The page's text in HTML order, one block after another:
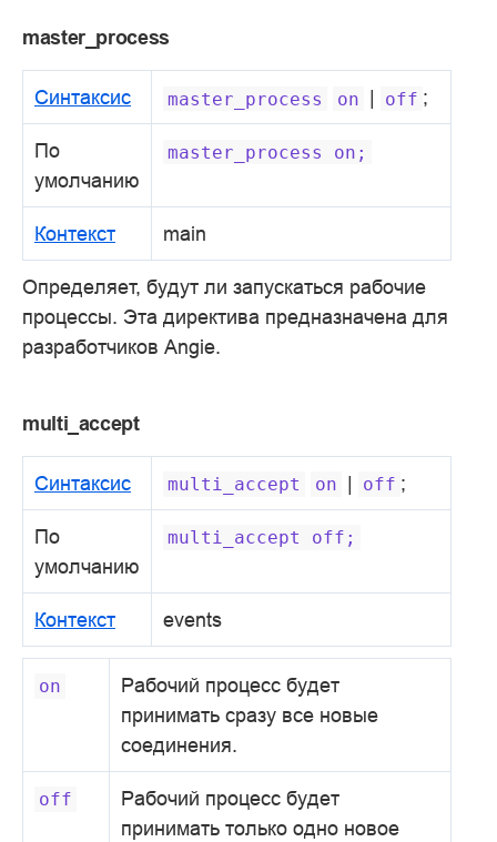
master_process
Синтаксис master_process on | off ;
По
умолчанию
master_process on;
Контекст main
Определяет, будут ли запускаться рабочие
процессы. Эта директива предназначена для
разработчиков Angie.
multi_accept
Синтаксис multi_accept on | off ;
По
умолчанию
multi_accept off;
Контекст events
on
Рабочий процесс будет
принимать сразу все новые
соединения.
off
Рабочий процесс будет
принимать только одно новое